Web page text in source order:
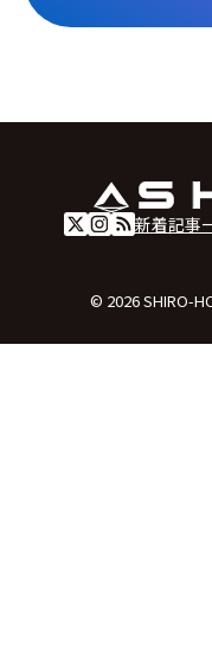
新着記事
© 2026 SHIRO-